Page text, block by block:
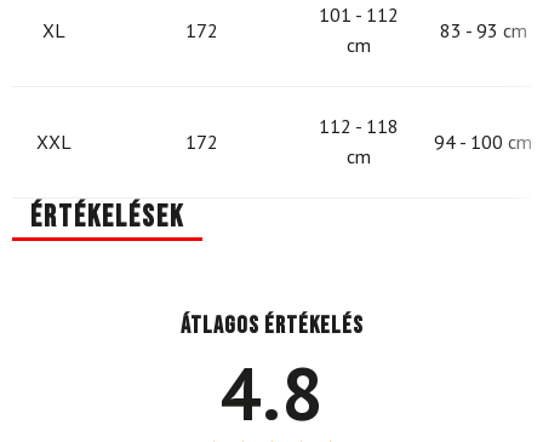
XL 172
101 - 112
cm
83 - 93 cm
XXL 172
112 - 118
cm
94 - 100 cm
Értékelések
Átlagos értékelés
4.8